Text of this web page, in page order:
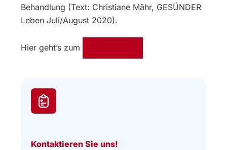
Behandlung (Text: Christiane Mähr, GESÜNDER
Leben Juli/August 2020).
Hier geht’s zum
Kontaktieren Sie uns!